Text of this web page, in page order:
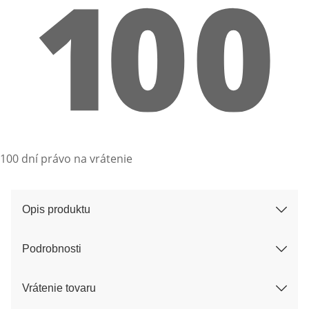
100 dní právo na vrátenie
Opis produktu
Podrobnosti
Vrátenie tovaru